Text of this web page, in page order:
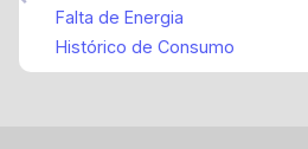
Falta de Energia
Histórico de Consumo